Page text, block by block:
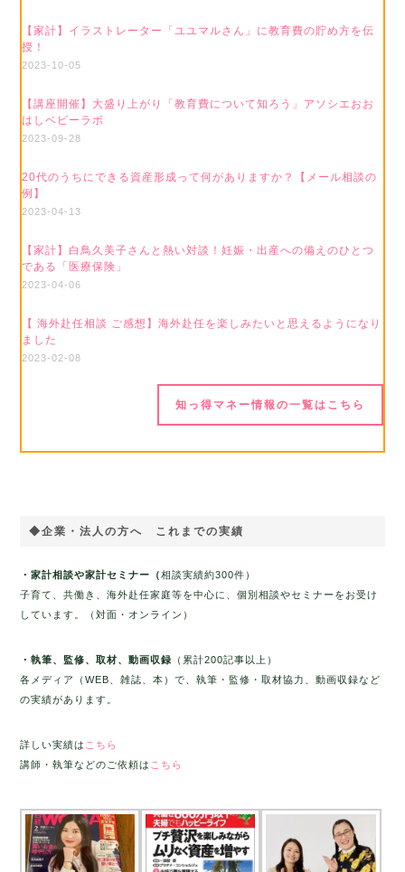
【家計】イラストレーター「ユユマルさん」に教育費の貯め方を伝
授！
2023-10-05
【講座開催】大盛り上がり「教育費について知ろう」アソシエおお
はしベビーラボ
2023-09-28
20代のうちにできる資産形成って何がありますか？【メール相談の
例】
2023-04-13
【家計】白鳥久美子さんと熱い対談！妊娠・出産への備えのひとつ
である「医療保険」
2023-04-06
【 海外赴任相談 ご感想】海外赴任を楽しみたいと思えるようになり
ました
2023-02-08
知っ得マネー情報の一覧はこちら
◆企業・法人の方へ これまでの実績
・家計相談や家計セミナー（相談実績約300件）
子育て、共働き、海外赴任家庭等を中心に、個別相談やセミナーをお受け
しています。（対面・オンライン）
・執筆、監修、取材、動画収録
（累計200記事以上）
各メディア（WEB、雑誌、本）で、執筆・監修・取材協力、動画収録など
の実績があります。
詳しい実績は こちら
講師・執筆などのご依頼は こちら